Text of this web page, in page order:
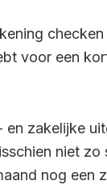
voor een
en zakelijke
niet zo
nog een